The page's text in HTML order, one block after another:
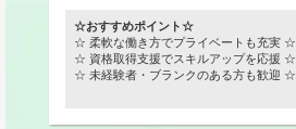
☆おすすめポイント☆
☆ 柔軟な働き方でプライベートも充実 ☆
☆ 資格取得支援でスキルアップを応援 ☆
☆ 未経験者・ブランクのある方も歓迎 ☆